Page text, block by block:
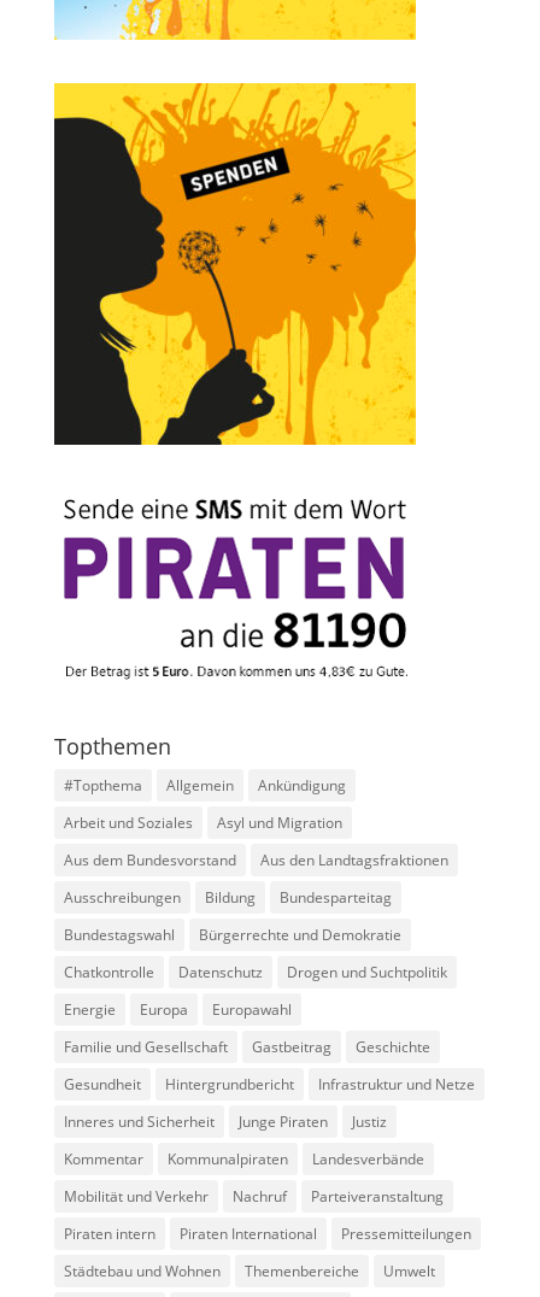
Topthemen
#Topthema Allgemein
Ankündigung
Arbeit und Soziales
Asyl und Migration
Aus dem Bundesvorstand
Aus den Landtagsfraktionen
Ausschreibungen
Bildung
Bundesparteitag
Bundestagswahl
Bürgerrechte und Demokratie
Chatkontrolle
Datenschutz
Drogen und Suchtpolitik
Energie
Europa
Europawahl
Familie und Gesellschaft
Gastbeitrag
Geschichte
Gesundheit
Hintergrundbericht
Infrastruktur und Netze
Inneres und Sicherheit
Junge Piraten
Justiz
Kommentar
Kommunalpiraten
Landesverbände
Mobilität und Verkehr
Nachruf
Parteiveranstaltung
Piraten intern
Piraten International
Pressemitteilungen
Städtebau und Wohnen
Themenbereiche
Umwelt